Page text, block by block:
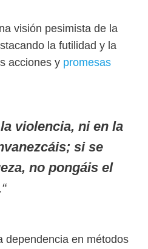
visión pesimista de la
la futilidad y la
acciones y promesas
violencia, ni en la
si se
no pongáis el
“
dependencia en métodos